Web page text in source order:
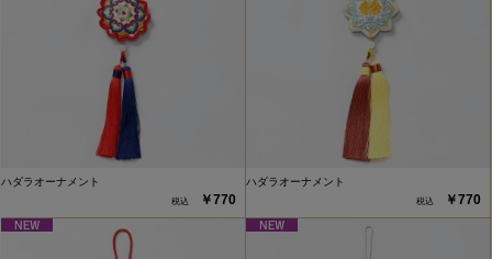
ハダラオーナメント
￥770
ハダラオーナメント
￥770